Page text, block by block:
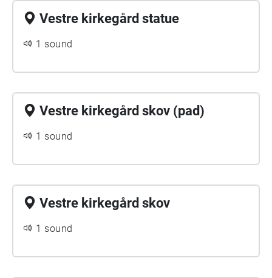
Vestre kirkegård statue
1 sound
Vestre kirkegård skov (pad)
1 sound
Vestre kirkegård skov
1 sound